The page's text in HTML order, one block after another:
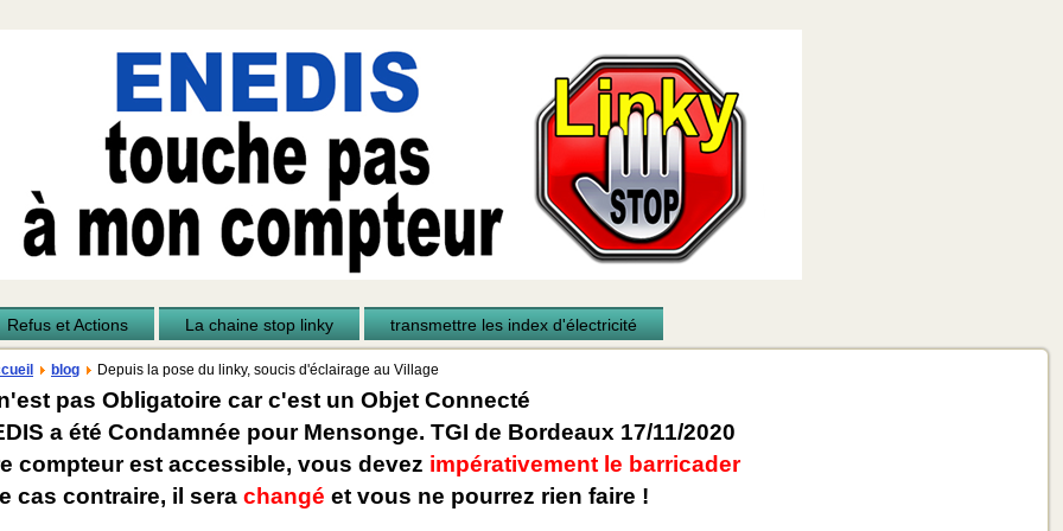
Refus et Actions La chaine stop linky transmettre les index d'électricité
blog Depuis la pose du linky, soucis d'éclairage au Village
pas Obligatoire car c'est un Objet Connecté
a été Condamnée pour Mensonge. TGI de Bordeaux 17/11/2020
compteur est accessible, vous devez impérativement le barricader
cas contraire, il sera changé et vous ne pourrez rien faire !